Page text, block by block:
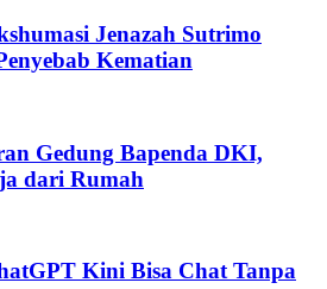
Jenazah Sutrimo
Kematian
Gedung Bapenda DKI,
dari Rumah
Kini Bisa Chat Tanpa